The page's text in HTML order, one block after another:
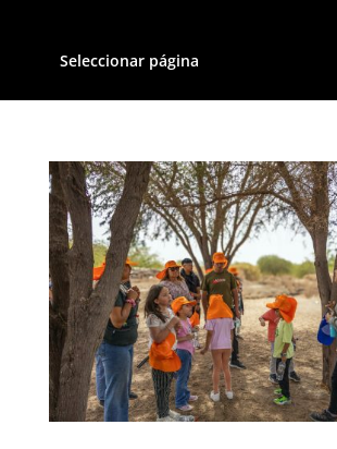
Seleccionar página